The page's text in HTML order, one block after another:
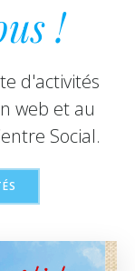
!
d'activités
web et au
Social.